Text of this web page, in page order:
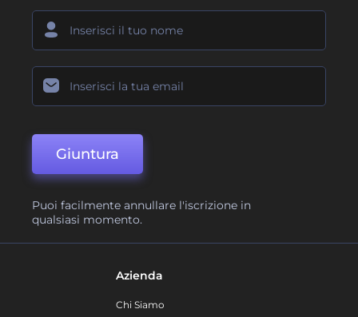
Giuntura
Puoi facilmente annullare l'iscrizione in
qualsiasi momento.
Azienda
Chi Siamo